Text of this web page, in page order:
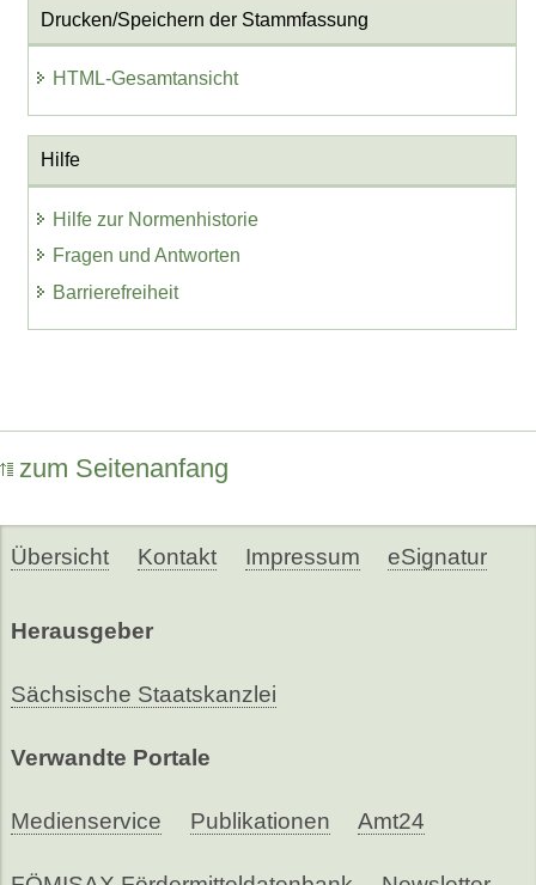
Drucken/Speichern der Stammfassung
HTML-Gesamtansicht
Hilfe
Hilfe zur Normenhistorie
Fragen und Antworten
Barrierefreiheit
zum Seitenanfang
Übersicht Kontakt Impressum eSignatur
Herausgeber
Sächsische Staatskanzlei
Verwandte Portale
Medienservice Publikationen Amt24